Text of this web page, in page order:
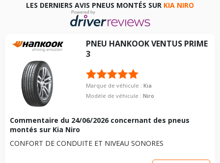
LES DERNIERS AVIS PNEUS MONTÉS SUR KIA NIRO
PNEU HANKOOKVENTUS PRIME
3
Marque de véhicule :Kia
Modèle de véhicule :Niro
Commentaire du 24/06/2026 concernant des pneus
montés sur Kia Niro
CONFORT DE CONDUITE ET NIVEAU SONORES